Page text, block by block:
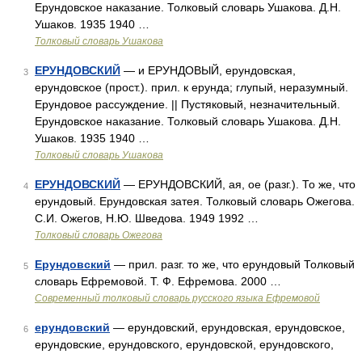
Ерундовское наказание. Толковый словарь Ушакова. Д.Н.
Ушаков. 1935 1940 …
Толковый словарь Ушакова
3 ЕРУНДОВСКИЙ — и ЕРУНДОВЫЙ, ерундовская,
ерундовское (прост.). прил. к ерунда; глупый, неразумный.
Ерундовое рассуждение. || Пустяковый, незначительный.
Ерундовское наказание. Толковый словарь Ушакова. Д.Н.
Ушаков. 1935 1940 …
Толковый словарь Ушакова
4 ЕРУНДОВСКИЙ — ЕРУНДОВСКИЙ, ая, ое (разг.). То же, что
ерундовый. Ерундовская затея. Толковый словарь Ожегова.
С.И. Ожегов, Н.Ю. Шведова. 1949 1992 …
Толковый словарь Ожегова
5 Ерундовский — прил. разг. то же, что ерундовый Толковый
словарь Ефремовой. Т. Ф. Ефремова. 2000 …
Современный толковый словарь русского языка Ефремовой
6 ерундовский — ерундовский, ерундовская, ерундовское,
ерундовские, ерундовского, ерундовской, ерундовского,